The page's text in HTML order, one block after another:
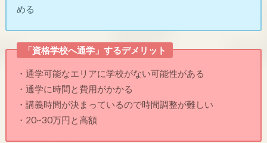
める
「資格学校へ通学」するデメリット
・通学可能なエリアに学校がない可能性がある
・通学に時間と費用がかかる
・講義時間が決まっているので時間調整が難しい
・20~30万円と高額